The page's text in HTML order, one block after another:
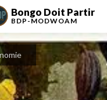
Bongo Doit Partir
BDP-MODWOAM